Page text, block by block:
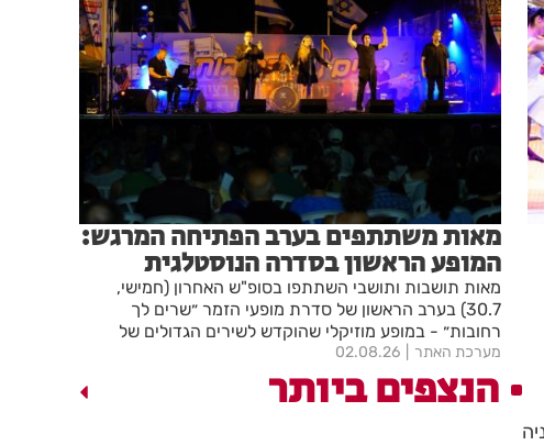
מאות משתתפים בערב הפתיחה המרגש:
המופע הראשון בסדרה הנוסטלגית
"שרים לך רחובות" יצא לדרך בפעם
ה-17
מאות תושבות ותושבי השתתפו בסופ"ש האחרון (חמישי,
30.7) בערב הראשון של סדרת מופעי הזמר ״שרים לך
רחובות״ - במופע מוזיקלי שהוקדש לשירים הגדולים של
הקולנוע הישראלי. ארבעה מופעים נוספים יתקיימו מדי יום
חמישי ברחבת העירייה. הכניסה חופשית
מערכת האתר 02.08.26
הנצפים ביותר